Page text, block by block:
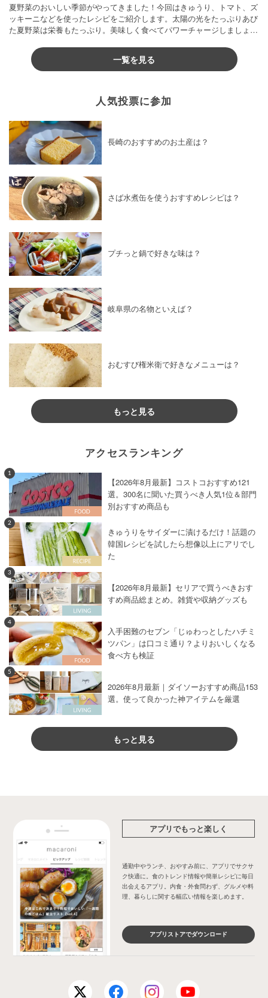
夏野菜のおいしい季節がやってきました！今回はきゅうり、トマト、ズ
ッキーニなどを使ったレシピをご紹介します。太陽の光をたっぷりあび
た夏野菜は栄養もたっぷり。美味しく食べてパワーチャージしましょう
一覧を見る
人気投票に参加
長崎のおすすめのお土産は？
さば水煮缶を使うおすすめレシピは？
プチっと鍋で好きな味は？
岐阜県の名物といえば？
おむすび権米衛で好きなメニューは？
もっと見る
アクセスランキング
1
【2026年8月最新】コストコおすすめ121
選。300名に聞いた買うべき人気1位＆部門
別おすすめ商品も
2
きゅうりをサイダーに漬けるだけ！話題の
韓国レシピを試したら想像以上にアリでし
た
3
【2026年8月最新】セリアで買うべきおす
すめ商品総まとめ。雑貨や収納グッズも
4
入手困難のセブン「じゅわっとしたハチミ
ツパン」は口コミ通り？よりおいしくなる
食べ方も検証
5
2026年8月最新｜ダイソーおすすめ商品153
選。使って良かった神アイテムを厳選
もっと見る
アプリでもっと楽しく
通勤中やランチ、おやすみ前に、アプリでサクサ
ク快適に。食のトレンド情報や簡単レシピに毎日
出会えるアプリ。内食・外食問わず、グルメや料
理、暮らしに関する幅広い情報を楽しめます。
アプリストアでダウンロード